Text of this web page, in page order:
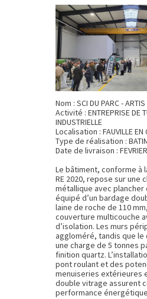
Nom : SCI DU PARC - ARTIS
Activité : ENTREPRISE DE
INDUSTRIELLE
Localisation : FAUVILLE EN
Type de réalisation :
Date de livraison :
Le bâtiment, conforme à
RE 2020, repose sur une
métallique avec
équipé d’un bardage
laine de roche de 110
couverture multicouche
d’isolation. Les murs
aggloméré, tandis que
une charge de 5 tonnes
finition quartz.
pont roulant et des
menuiseries extérieures
double vitrage assurent
performance